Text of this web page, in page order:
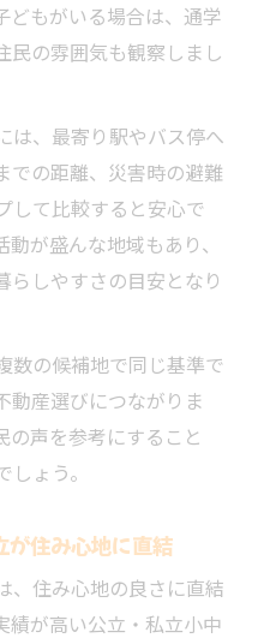
どもがいる場合は、通学
民の雰囲気も観察しまし
は、最寄り駅やバス停へ
での距離、災害時の避難
して比較すると安心で
が盛んな地域もあり、
しやすさの目安となり
数の候補地で同じ基準で
動産選びにつながりま
の声を参考にすること
ょう。
が住み心地に直結
、住み心地の良さに直結
績が高い公立・私立小中